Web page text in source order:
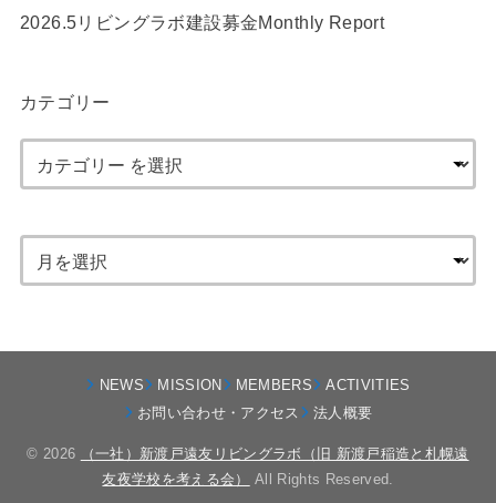
2026.5リビングラボ建設募金Monthly Report
カテゴリー
NEWS MISSION MEMBERS
ACTIVITIES
お問い合わせ・アクセス
法人概要
© 2026
（一社）新渡戸遠友リビングラボ（旧 新渡戸稲造と札幌遠
友夜学校を考える会）
All Rights Reserved.